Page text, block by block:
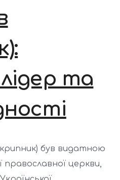
та
був видатною
церкви,